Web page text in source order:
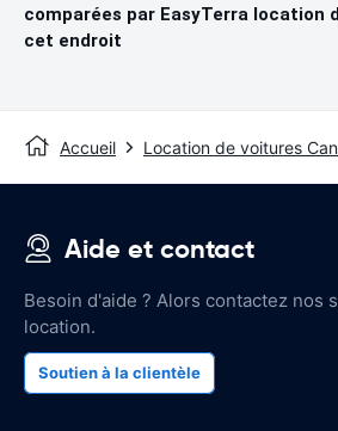
comparées par EasyTerra location
cet endroit
Accueil Location de voitures
Aide et contact
Besoin d'aide ? Alors contactez nos
location.
Soutien à la clientèle